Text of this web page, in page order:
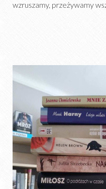
wzruszamy, przeżywamy